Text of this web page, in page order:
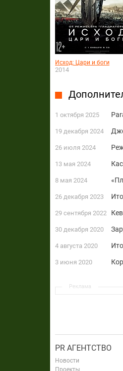
Исход: Цари и боги
2014
1 октября 2025
19 декабря 2024
26 июля 2024
13 мая 2024
8 мая 2024
26 декабря 2023
29 сентября 2022
30 декабря 2020
4 августа 2020
3 июня 2020
Реклама
PR АГЕНТСТВО
Новости
Проекты